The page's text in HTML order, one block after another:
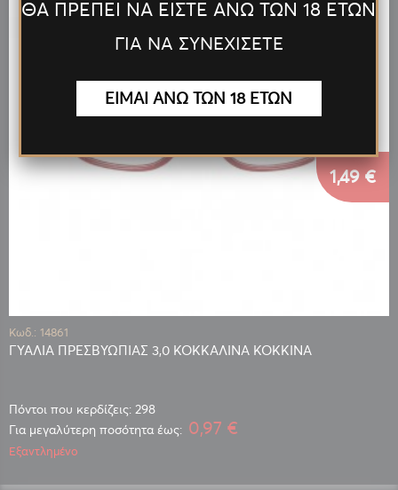
Κωδ.: 14861
ΓΥΑΛΙΑ ΠΡΕΣΒΥΩΠΙΑΣ 3,0 ΚΟΚΚΑΛΙΝΑ ΚΟΚΚΙΝΑ
Πόντοι που κερδίζεις: 298
1,49 €
Για μεγαλύτερη ποσότητα έως: 0,97 €
Εξαντλημένο
ΘΑ ΠΡΕΠΕΙ ΝΑ ΕΙΣΤΕ ΑΝΩ ΤΩΝ 18 ΕΤΩΝ
ΓΙΑ ΝΑ ΣΥΝΕΧΙΣΕΤΕ
ΕΙΜΑΙ ΑΝΩ ΤΩΝ 18 ΕΤΩΝ